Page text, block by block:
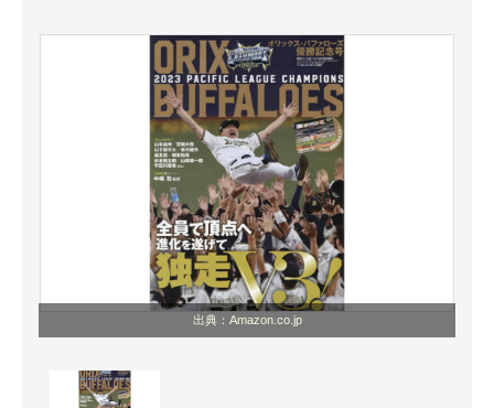
スマホと通信の最新トレンド
進化するPCとデバイスの未来
好きが集まる 比べて選べる
ビジネスと働き方のヒント
AI活用のいまが分かる
企業ITのトレンドを詳説
経営リーダーのコミュニティ
マーケ×ITの今がよく分かる
出典：Amazon.co.jp